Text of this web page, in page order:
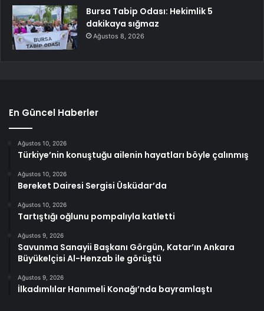
Bursa Tabip Odası: Hekimlik 5
dakikaya sığmaz
Ağustos 8, 2026
En Güncel Haberler
Ağustos 10, 2026
Türkiye’nin konuştuğu ailenin hayatları böyle çalınmış
Ağustos 10, 2026
Bereket Dairesi Sergisi Üsküdar’da
Ağustos 10, 2026
Tartıştığı oğlunu pompalıyla katletti
Ağustos 9, 2026
Savunma Sanayii Başkanı Görgün, Katar’ın Ankara
Büyükelçisi Al-Henzab ile görüştü
Ağustos 9, 2026
İlkadımlılar Hanımeli Konağı’nda bayramlaştı